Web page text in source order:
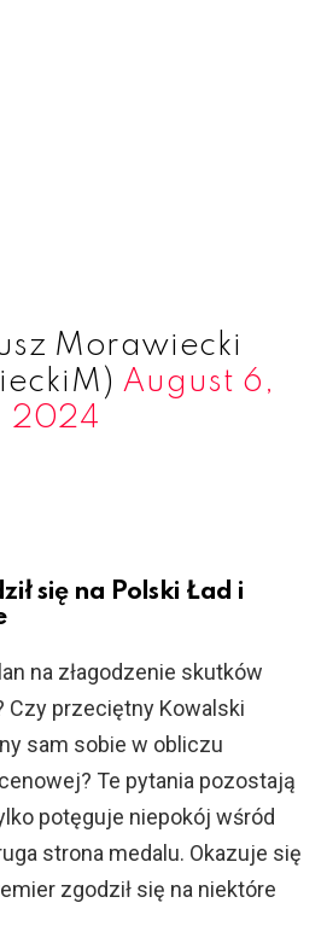
Morawiecki
August 6,
2024
się na Polski Ład i
na złagodzenie skutków
Czy przeciętny Kowalski
sam sobie w obliczu
Te pytania pozostają
potęguje niepokój wśród
strona medalu. Okazuje się
zgodził się na niektóre